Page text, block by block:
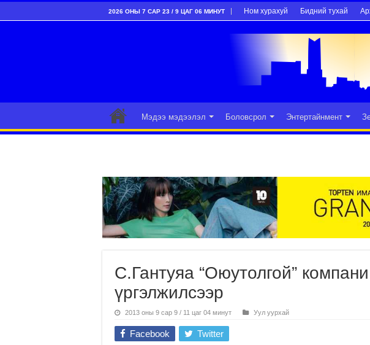
2026 ОНЫ 7 САР 23 / 9 ЦАГ 06 МИНУТ Ном хурахуй Бидний тухай
Мэдээ мэдээлэл Боловсрол Энтертайнмент
С.Гантуяа “Оюутолгой”
үргэлжилсээр
2013 оны 9 сар 9 / 11 цаг 04 минут Уул уурхай
Facebook Twitter